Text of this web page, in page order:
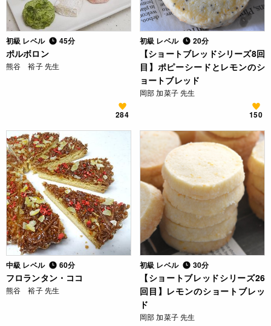
初級 レベル 45分
ポルボロン
熊谷 裕子 先生
284
初級 レベル 20分
【ショートブレッドシリーズ8回
目】ポピーシードとレモンのシ
ョートブレッド
岡部 加菜子 先生
150
中級 レベル 60分
フロランタン・ココ
熊谷 裕子 先生
初級 レベル 30分
【ショートブレッドシリーズ26
回目】レモンのショートブレッ
ド
岡部 加菜子 先生